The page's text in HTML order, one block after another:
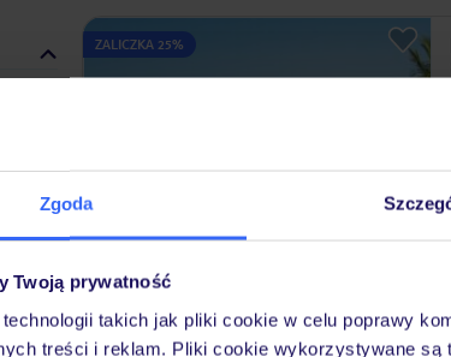
Zgoda
Twoją prywatność
takich jak pliki cookie w celu poprawy
treści i reklam. Pliki cookie wykorzystywane są
ZALICZKA 25%
ZALICZKA 25%